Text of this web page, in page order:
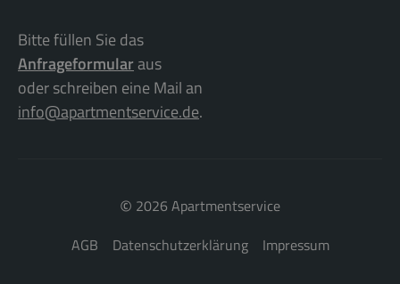
Bitte füllen Sie das
Anfrageformularaus
oder schreiben eine Mail an
info@apartmentservice.de.
© 2026 Apartmentservice
AGB
Datenschutzerklärung Impressum